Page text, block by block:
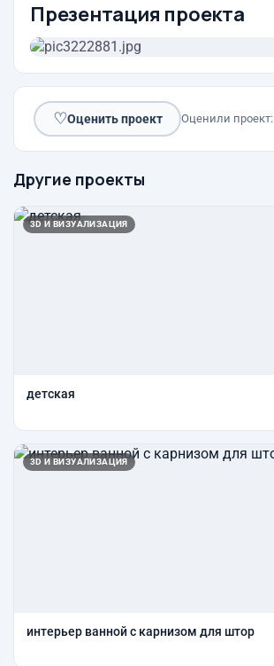
Презентация проекта
♡Оценить проект Оценили проект:
Другие проекты
3D И ВИЗУАЛИЗАЦИЯ
детская
3D И ВИЗУАЛИЗАЦИЯ
интерьер ванной с карнизом для штор